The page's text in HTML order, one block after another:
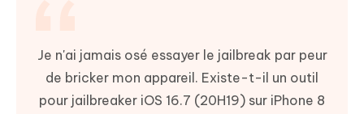
Je n'ai jamais osé essayer le jailbreak par peur
de bricker mon appareil. Existe-t-il un outil
pour jailbreaker iOS 16.7 (20H19) sur iPhone 8